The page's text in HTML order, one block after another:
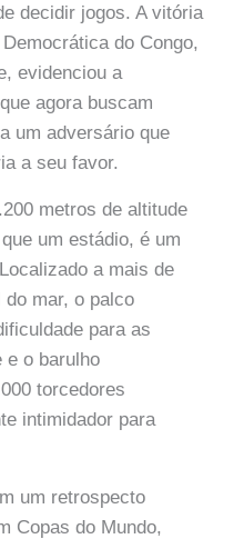
decidir jogos. A vitória
do Congo,
evidenciou a
agora buscam
um adversário que
a seu favor.
metros de altitude
um estádio, é um
a mais de
mar, o palco
para as
e o barulho
torcedores
intimidador para
um retrospecto
Copas do Mundo,